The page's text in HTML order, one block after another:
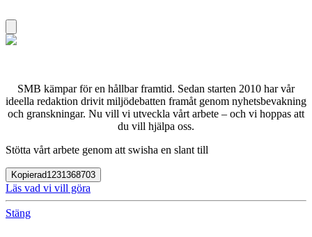
SMB kämpar för en hållbar framtid. Sedan starten 2010 har vår
ideella redaktion drivit miljödebatten framåt genom nyhetsbevakning
och granskningar. Nu vill vi utveckla vårt arbete – och vi hoppas att
du vill hjälpa oss.
Stötta vårt arbete genom att swisha en slant till
Kopierad1231368703
Läs vad vi vill göra
Stäng